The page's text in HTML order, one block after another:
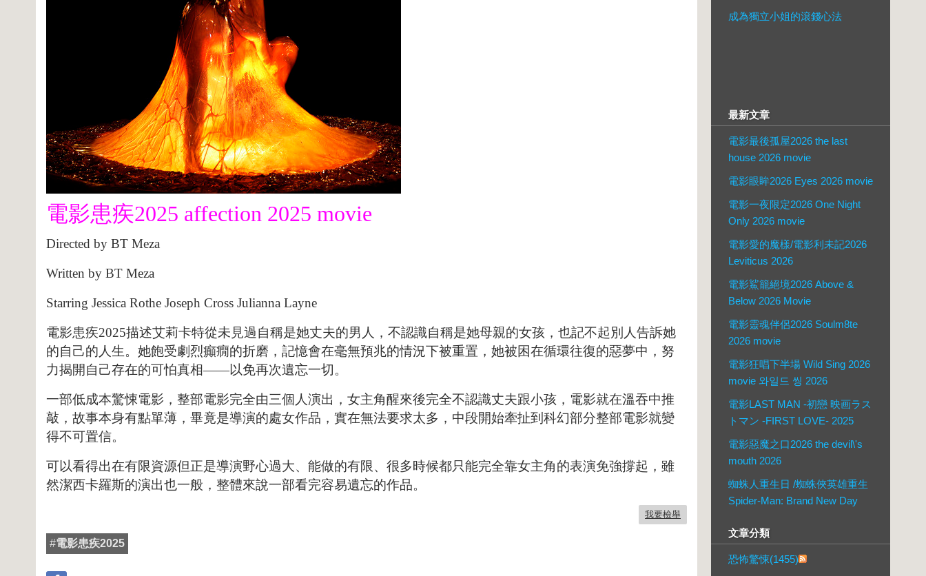
電影患疾2025 affection 2025 movie
Directed by BT Meza
Written by BT Meza
Starring Jessica Rothe Joseph Cross Julianna Layne
電影患疾2025描述艾莉卡特從未見過自稱是她丈夫的男人，不認識自稱是她母親的女孩，也記不起別人告訴她
的自己的人生。她飽受劇烈癲癇的折磨，記憶會在毫無預兆的情況下被重置，她被困在循環往復的惡夢中，努
力揭開自己存在的可怕真相——以免再次遺忘一切。
一部低成本驚悚電影，整部電影完全由三個人演出，女主角醒來後完全不認識丈夫跟小孩，電影就在溫吞中推
敲，故事本身有點單薄，畢竟是導演的處女作品，實在無法要求太多，中段開始牽扯到科幻部分整部電影就變
得不可置信。
可以看得出在有限資源但正是導演野心過大、能做的有限、很多時候都只能完全靠女主角的表演免強撐起，雖
然潔西卡羅斯的演出也一般，整體來說一部看完容易遺忘的作品。
我要檢舉
#電影患疾2025
成為獨立小姐的滾錢心法
最新文章
電影最後孤屋2026 the last
house 2026 movie
電影眼眸2026 Eyes 2026 movie
電影一夜限定2026 One Night
Only 2026 movie
電影愛的魔樣/電影利未記2026
Leviticus 2026
電影鯊籠絕境2026 Above &
Below 2026 Movie
電影靈魂伴侶2026 Soulm8te
2026 movie
電影狂唱下半場 Wild Sing 2026
movie 와일드 씽 2026
電影LAST MAN -初戀 映画ラス
トマン -FIRST LOVE- 2025
電影惡魔之口2026 the devil\'s
mouth 2026
蜘蛛人重生日 /蜘蛛俠英雄重生
Spider-Man: Brand New Day
文章分類
恐怖驚悚(1455)